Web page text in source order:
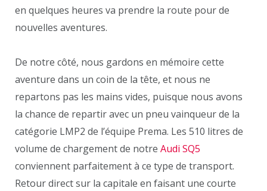
en quelques heures va prendre la route pour de
nouvelles aventures.
De notre côté, nous gardons en mémoire cette
aventure dans un coin de la tête, et nous ne
repartons pas les mains vides, puisque nous avons
la chance de repartir avec un pneu vainqueur de la
catégorie LMP2 de l’équipe Prema. Les 510 litres de
volume de chargement de notre Audi SQ5
conviennent parfaitement à ce type de transport.
Retour direct sur la capitale en faisant une courte